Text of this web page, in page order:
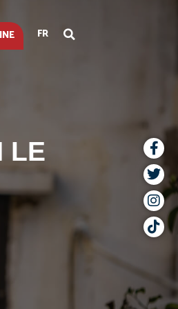
FR
LE